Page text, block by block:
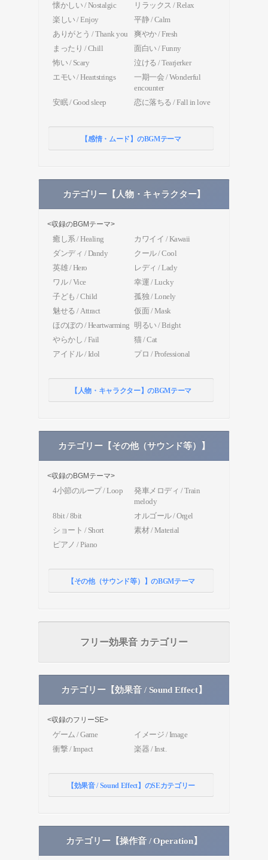
懐かしい / Nostalgic
リラックス / Relax
楽しい / Enjoy
平静 / Calm
ありがとう / Thank you
爽やか / Fresh
まったり / Chill
面白い / Funny
怖い / Scary
泣ける / Tearjerker
エモい / Heartstrings
一期一会 / Wonderful
encounter
安眠 / Good sleep
恋に落ちる / Fall in love
【感情・ムード】のBGMテーマ
カテゴリー【人物・キャラクター】
<収録のBGMテーマ>
癒し系 / Healing
カワイイ / Kawaii
ダンディ / Dandy
クール / Cool
英雄 / Hero
レディ / Lady
ワル / Vice
幸運 / Lucky
子ども / Child
孤独 / Lonely
魅せる / Attract
仮面 / Mask
ほのぼの / Heartwarming 明るい / Bright
やらかし / Fail
猫 / Cat
アイドル / Idol
プロ / Professional
【人物・キャラクター】のBGMテーマ
カテゴリー【その他（サウンド等）】
<収録のBGMテーマ>
4小節のループ / Loop
発車メロディ / Train
melody
8bit / 8bit
オルゴール / Orgel
ショート / Short
素材 / Material
ピアノ / Piano
【その他（サウンド等）】のBGMテーマ
フリー効果音 カテゴリー
カテゴリー【効果音 / Sound Effect】
<収録のフリーSE>
ゲーム / Game
イメージ / Image
衝撃 / Impact
楽器 / Inst.
【効果音 / Sound Effect】のSEカテゴリー
カテゴリー【操作音 / Operation】